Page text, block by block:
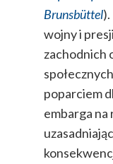
Brunsbüttel
wojny i
zachodnich
poparciem
embarga